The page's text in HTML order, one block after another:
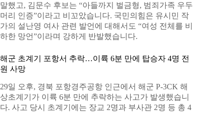
말했고, 김문수 후보는 “아들까지 벌금형, 범죄가족 우두
머리 인증”이라고 비꼬았습니다. 국민의힘은 유시민 작
가의 설난영 여사 관련 발언에 대해서도 “여성 전체를 비
하한 망언”이라며 강하게 반발했습니다.
해군 초계기 포항서 추락…이륙 6분 만에 탑승자 4명 전
원 사망
29일 오후, 경북 포항경주공항 인근에서 해군 P-3CK 해
상초계기가 이륙 6분 만에 추락하는 사고가 발생했습니
다. 사고 당시 초계기에는 장교 2명과 부사관 2명 등 총 4